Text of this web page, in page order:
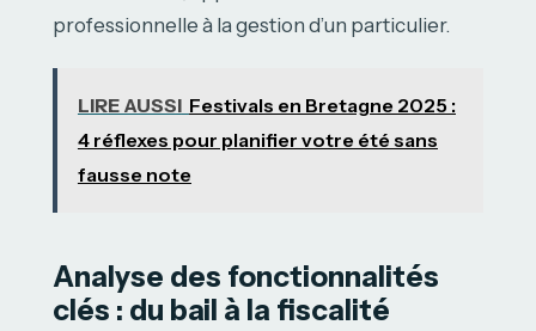
professionnelle à la gestion d’un particulier.
LIRE AUSSI Festivals en Bretagne 2025 :
4 réflexes pour planifier votre été sans
fausse note
Analyse des fonctionnalités
clés : du bail à la fiscalité